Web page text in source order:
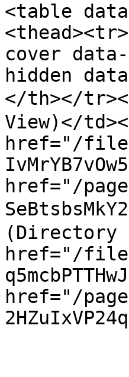
<table
cover
hidden
</th></
View)</
href="/
href="/
(Directory
href="/
href="/